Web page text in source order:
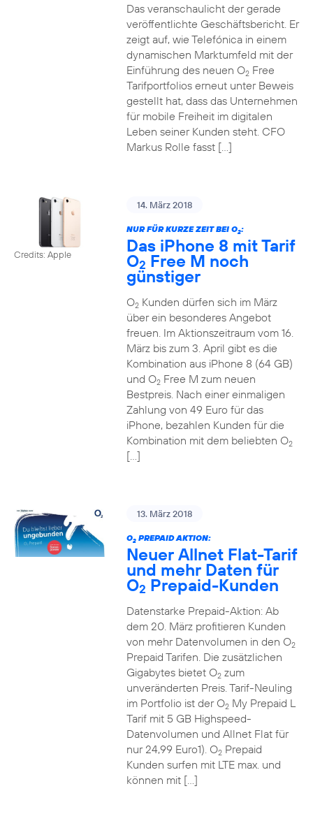
Das veranschaulicht der gerade
veröffentlichte Geschäftsbericht. Er
zeigt auf, wie Telefónica in einem
dynamischen Marktumfeld mit der
Einführung des neuen O2Free
Tarifportfolios erneut unter Beweis
gestellt hat, dass das Unternehmen
für mobile Freiheit im digitalen
Leben seiner Kunden steht. CFO
Markus Rolle fasst […]
Credits: Apple
14. März 2018
NUR FÜR KURZE ZEIT BEI O2:
Das iPhone 8 mit Tarif
O2 Free M noch
günstiger
O2Kunden dürfen sich im März
über ein besonderes Angebot
freuen. Im Aktionszeitraum vom 16.
März bis zum 3. April gibt es die
Kombination aus iPhone 8 (64 GB)
und O2Free M zum neuen
Bestpreis. Nach einer einmaligen
Zahlung von 49 Euro für das
iPhone, bezahlen Kunden für die
Kombination mit dem beliebten O2
[…]
13. März 2018
O2PREPAID AKTION:
Neuer Allnet Flat-Tarif
und mehr Daten für
O2 Prepaid-Kunden
Datenstarke Prepaid-Aktion: Ab
dem 20. März profitieren Kunden
von mehr Datenvolumen in den O2
Prepaid Tarifen. Die zusätzlichen
Gigabytes bietet O2zum
unveränderten Preis. Tarif-Neuling
im Portfolio ist der O2My Prepaid L
Tarif mit 5 GB Highspeed-
Datenvolumen und Allnet Flat für
nur 24,99 Euro1). O2Prepaid
Kunden surfen mit LTE max. und
können mit […]